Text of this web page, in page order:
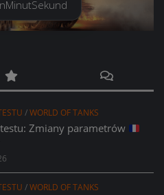
MinutSekund
/WORLD OF TANKS
Zmiany parametrów
/WORLD OF TANKS